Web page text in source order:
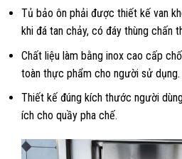
Tủ bảo ôn phải được thiết kế van
khi đá tan chảy, có đáy thùng chấn
Chất liệu làm bằng inox cao cấp
toàn thực phẩm cho người sử dụng.
Thiết kế đúng kích thước người
ích cho quầy pha chế.